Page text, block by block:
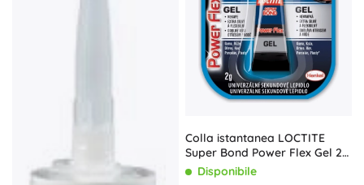
Colla istantanea LOCTITE
Super Bond Power Flex Gel 2
g Disponibile